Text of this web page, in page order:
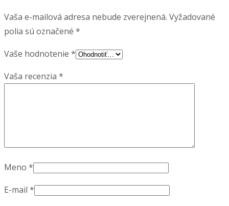
Vaša e-mailová adresa nebude zverejnená. Vyžadované
polia sú označené *
Vaše hodnotenie *
Vaša recenzia *
Meno *
E-mail *